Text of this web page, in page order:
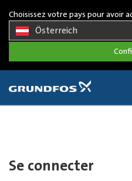
Choisissez votre pays pour avoir
Österreich
Se connecter